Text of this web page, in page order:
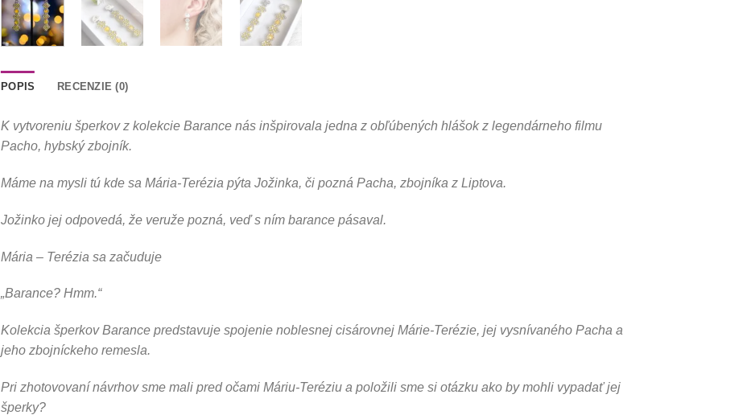
POPIS RECENZIE (0)
K vytvoreniu šperkov z kolekcie Barance nás inšpirovala jedna z obľúbených hlášok z legendárneho filmu
Pacho, hybský zbojník.
Máme na mysli tú kde sa Mária-Terézia pýta Jožinka, či pozná Pacha, zbojníka z Liptova.
Jožinko jej odpovedá, že veruže pozná, veď s ním barance pásaval.
Mária – Terézia sa začuduje
„Barance? Hmm.“
Kolekcia šperkov Barance predstavuje spojenie noblesnej cisárovnej Márie-Terézie, jej vysnívaného Pacha a
jeho zbojníckeho remesla.
Pri zhotovovaní návrhov sme mali pred očami Máriu-Teréziu a položili sme si otázku ako by mohli vypadať jej
šperky?